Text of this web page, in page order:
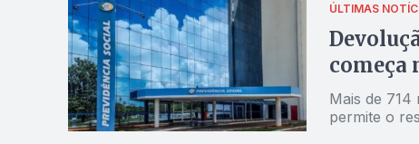
ÚLTIMAS
começa
Mais de 714
permite o